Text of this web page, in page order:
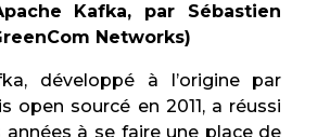
Kafka, par Sébastien
Networks)
développé à l’origine par
open sourcé en 2011, a réussi
années à se faire une place de